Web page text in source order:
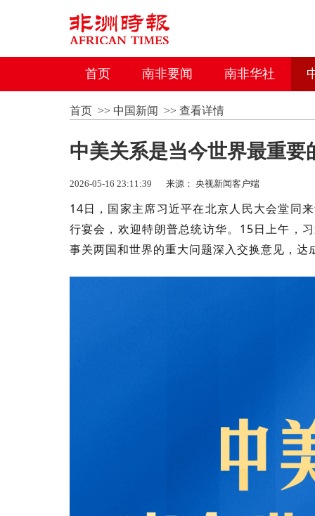
首页 南非要闻 南非华社
首页>> 中国新闻 >> 查看详情
中美关系是当今世界最重
2026-05-16 23:11:39 来源： 央视新闻客户端
14日，国家主席习近平在北京人民大会堂同
行宴会，欢迎特朗普总统访华。15日上午，
事关两国和世界的重大问题深入交换意见，达